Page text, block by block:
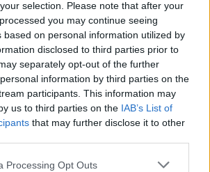
selection. Please note that after your
you may continue seeing
based on personal information utilized by
disclosed to third parties prior to
separately opt-out of the further
information by third parties on the
participants. This information may
us to third parties on the IAB’s List of
that may further disclose it to other
Processing Opt Outs
12:09
ο κυβερνήτης τους
12:00
Αργυρός φωτογραφήθηκε
Όλες οι ειδήσεις